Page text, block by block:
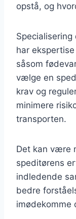
opstå, og
har
såsom
vælge en
krav og
minimere
transporten.
Det kan være
speditørens
indledende
bedre
imødekomme